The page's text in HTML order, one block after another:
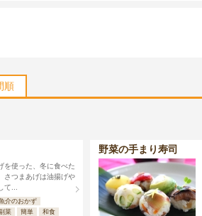
順
を使った、冬に食べた
さつまあげは油揚げや
て...
介のおかず
菜 簡単 和食
野菜の手まり寿司